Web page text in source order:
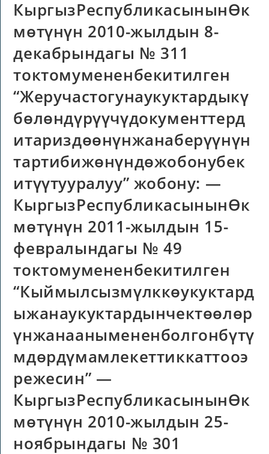
КыргызРеспубликасынынӨк
мөтүнүн 2010-жылдын 8-
декабрындагы № 311
токтомумененбекитилген
“Жеручастогунаукуктардыкү
бөлөндүрүүчүдокументтерд
итариздөөнүнжанаберүүнүн
тартибижөнүндөжобонубек
итүүтууралуу” жобону: —
КыргызРеспубликасынынӨк
мөтүнүн 2011-жылдын 15-
февралындагы № 49
токтомумененбекитилген
“Кыймылсызмүлккөукуктард
ыжанаукуктардынчектөөлөр
үнжанаанымененболгонбүтү
мдөрдүмамлекеттиккаттооэ
режесин” —
КыргызРеспубликасынынӨк
мөтүнүн 2010-жылдын 25-
ноябрындагы № 301